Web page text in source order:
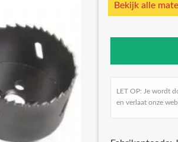
Bekijk alle
LET OP: Je wordt
en verlaat onze